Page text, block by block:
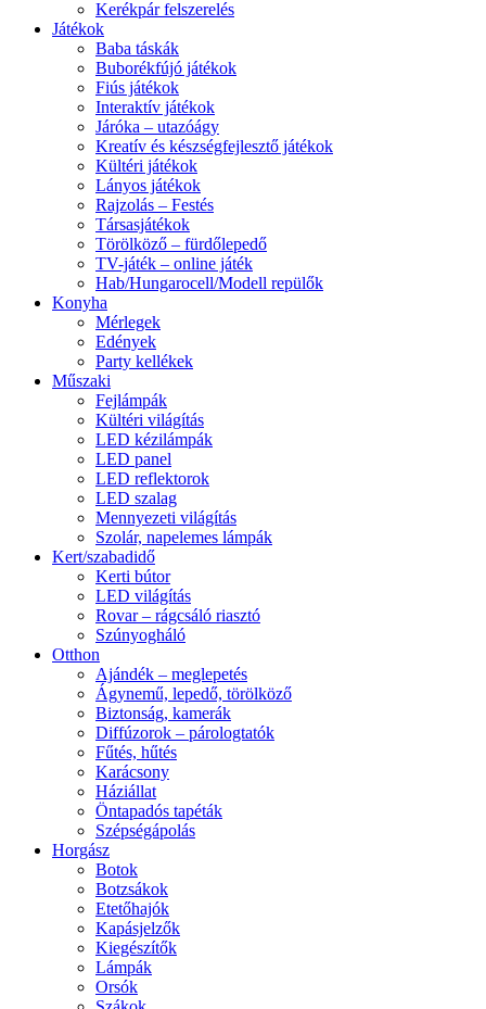
Kerékpár felszerelés
Játékok
Baba táskák
Buborékfújó játékok
Fiús játékok
Interaktív játékok
Járóka – utazóágy
Kreatív és készségfejlesztő játékok
Kültéri játékok
Lányos játékok
Rajzolás – Festés
Társasjátékok
Törölköző – fürdőlepedő
TV-játék – online játék
Hab/Hungarocell/Modell repülők
Konyha
Mérlegek
Edények
Party kellékek
Műszaki
Fejlámpák
Kültéri világítás
LED kézilámpák
LED panel
LED reflektorok
LED szalag
Mennyezeti világítás
Szolár, napelemes lámpák
Kert/szabadidő
Kerti bútor
LED világítás
Rovar – rágcsáló riasztó
Szúnyogháló
Otthon
Ajándék – meglepetés
Ágynemű, lepedő, törölköző
Biztonság, kamerák
Diffúzorok – párologtatók
Fűtés, hűtés
Karácsony
Háziállat
Öntapadós tapéták
Szépségápolás
Horgász
Botok
Botzsákok
Etetőhajók
Kapásjelzők
Kiegészítők
Lámpák
Orsók